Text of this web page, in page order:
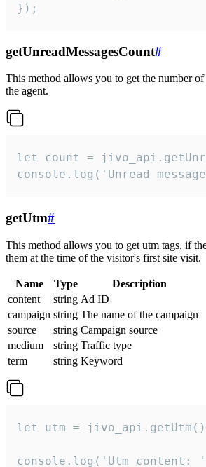
});
getUnreadMessagesCount#
This method allows you to get the number of
the agent.
let count =
console.log('Unread
getUtm#
This method allows you to get utm tags, if
them at the time of the visitor's first site visit.
Name Type
Description
content
string Ad ID
campaign string The name of the campaign
source
string Campaign source
medium
string Traffic type
term
string Keyword
let utm =
console.log('Utm content: